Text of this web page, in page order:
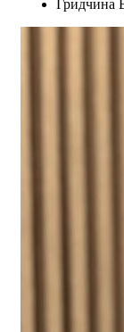
Гридчина